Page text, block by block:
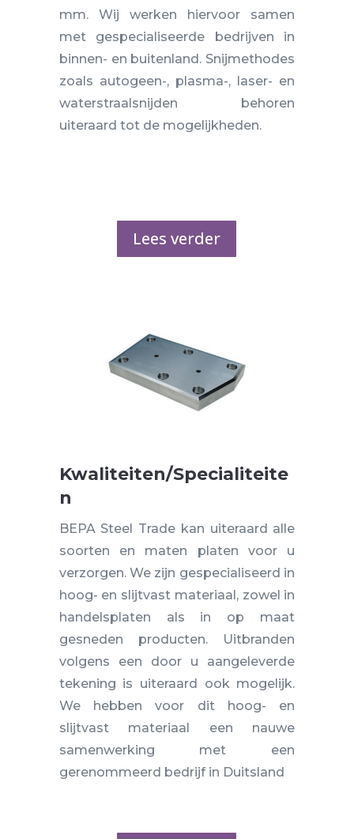
mm. Wij werken hiervoor samen
met gespecialiseerde bedrijven in
binnen- en buitenland. Snijmethodes
zoals autogeen-, plasma-, laser- en
waterstraalsnijden behoren
uiteraard tot de mogelijkheden.
Lees verder
Kwaliteiten/Specialiteite
n
BEPA Steel Trade kan uiteraard alle
soorten en maten platen voor u
verzorgen. We zijn gespecialiseerd in
hoog- en slijtvast materiaal, zowel in
handelsplaten als in op maat
gesneden producten. Uitbranden
volgens een door u aangeleverde
tekening is uiteraard ook mogelijk.
We hebben voor dit hoog- en
slijtvast materiaal een nauwe
samenwerking met een
gerenommeerd bedrijf in Duitsland